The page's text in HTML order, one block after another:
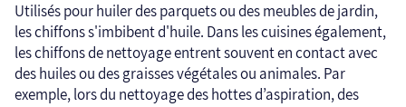
Utilisés pour huiler des parquets ou des meubles de jardin,
les chiffons s'imbibent d'huile. Dans les cuisines également,
les chiffons de nettoyage entrent souvent en contact avec
des huiles ou des graisses végétales ou animales. Par
exemple, lors du nettoyage des hottes d’aspiration, des